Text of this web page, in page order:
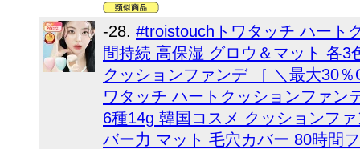
-28. #troistouchトワタッチ ハート
間持続 高保湿 グロウ＆マット 各
クッションファンデ ［ ＼最大30
ワタッチ ハートクッションファン
6種14g 韓国コスメ クッションフ
バー力 マット 毛穴カバー 80時間